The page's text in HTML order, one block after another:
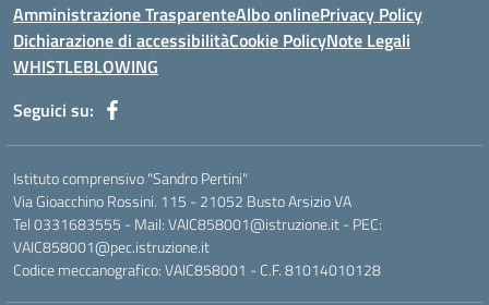
Amministrazione TrasparenteAlbo onlinePrivacy Policy
Dichiarazione di accessibilitàCookie PolicyNote Legali
WHISTLEBLOWING
Seguici su:
Istituto comprensivo "Sandro Pertini"
Via Gioacchino Rossini. 115 - 21052 Busto Arsizio VA
Tel 0331683555 - Mail: VAIC858001@istruzione.it - PEC:
VAIC858001@pec.istruzione.it
Codice meccanografico: VAIC858001 - C.F. 81014010128